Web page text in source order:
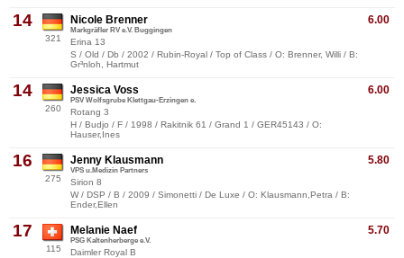
14
321
6.00
Nicole Brenner
Markgräfler RV e.V. Buggingen
Erina 13
S / Old / Db / 2002 / Rubin-Royal / Top of Class / O: Brenner, Willi / B:
Gr³nloh, Hartmut
14
260
6.00
Jessica Voss
PSV Wolfsgrube Klettgau-Erzingen e.
Rotang 3
H / Budjo / F / 1998 / Rakitnik 61 / Grand 1 / GER45143 / O:
Hauser,Ines
16
275
5.80
Jenny Klausmann
VPS u.Medizin Partners
Sirion 8
W / DSP / B / 2009 / Simonetti / De Luxe / O: Klausmann,Petra / B:
Ender,Ellen
17
115
5.70
Melanie Naef
PSG Kaltenherberge e.V.
Daimler Royal B